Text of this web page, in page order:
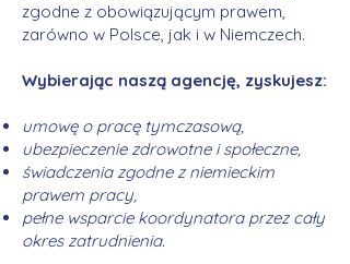
zgodne z obowiązującym prawem,
zarówno w Polsce, jak i w Niemczech.
Wybierając naszą agencję, zyskujesz:
umowę o pracę tymczasową,
ubezpieczenie zdrowotne i społeczne,
świadczenia zgodne z niemieckim
prawem pracy,
pełne wsparcie koordynatora przez cały
okres zatrudnienia.